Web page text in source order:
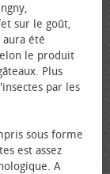
sur le goût,
été
le produit
Plus
par les
sous forme
est assez
A